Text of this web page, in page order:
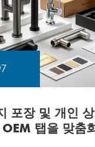
포장 및 개인
탭을 맞춤